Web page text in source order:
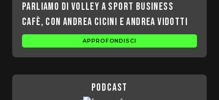
Parliamo di volley a Sport Business
Cafè, con Andrea Cicini e Andrea Vidotti
APPROFONDISCI
podcast